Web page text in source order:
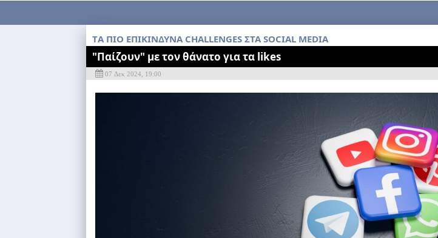
ΤA ΠΙΟ ΕΠΙΚΙΝΔΥΝΑ CHALLENGES ΣΤΑ SOCIAL MEDIA
"Παίζουν" με τον θάνατο για τα likes
07 Δεκ 2024, 19:00